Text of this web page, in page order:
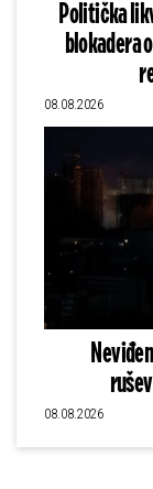
Politička
blokadera
08.08.2026
08.08.2026